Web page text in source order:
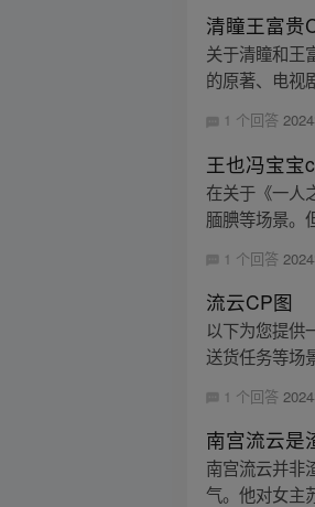
清瞳王富贵
关于清瞳和王
的原著、电视
1 个回答
王也冯宝宝
在关于《一人
腼腆等场景。
1 个回答
流云CP图
以下为您提供
送货任务等场
1 个回答
南宫流云是
南宫流云并非
气。他对女主